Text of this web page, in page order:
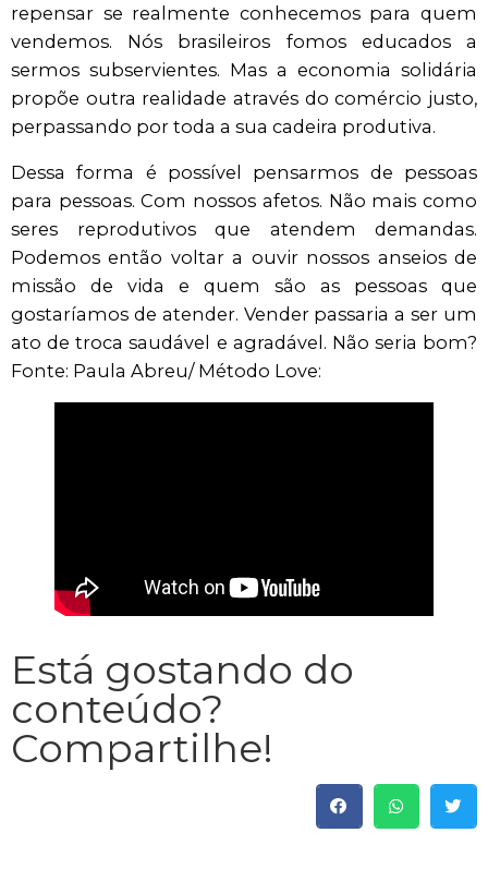
repensar se realmente conhecemos para quem
vendemos. Nós brasileiros fomos educados a
sermos subservientes. Mas a economia solidária
propõe outra realidade através do comércio justo,
perpassando por toda a sua cadeira produtiva.
Dessa forma é possível pensarmos de pessoas
para pessoas. Com nossos afetos. Não mais como
seres reprodutivos que atendem demandas.
Podemos então voltar a ouvir nossos anseios de
missão de vida e quem são as pessoas que
gostaríamos de atender. Vender passaria a ser um
ato de troca saudável e agradável. Não seria bom?
Fonte: Paula Abreu/ Método Love:
Está gostando do
conteúdo?
Compartilhe!